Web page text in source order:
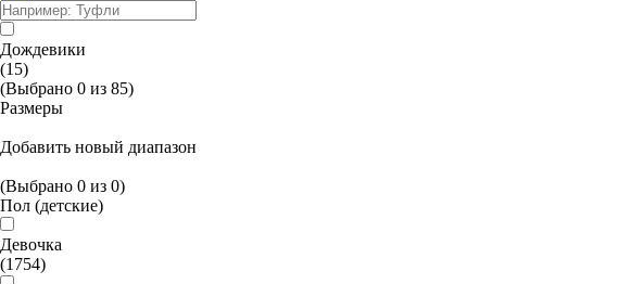
Дождевики
(15)
(Выбрано 0 из 85)
Размеры
Добавить новый диапазон
(Выбрано 0 из 0)
Пол (детские)
Девочка
(1754)